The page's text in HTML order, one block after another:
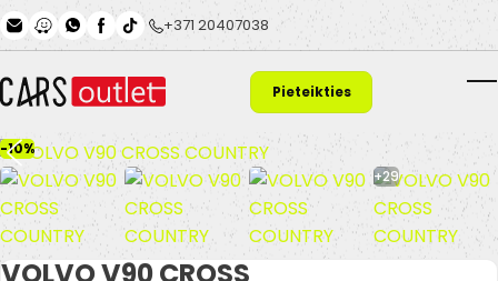
Skip to main content+371 20407038
Pieteikties
finansējumam
-10%
+29